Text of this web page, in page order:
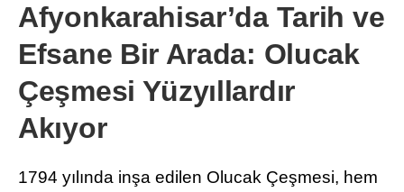
EKONOMİ
ASAYİŞ
POLİTİKA
SPOR
SAĞLIK
Afyonkarahisar’da Tarih ve
Efsane Bir Arada: Olucak
Çeşmesi Yüzyıllardır
Akıyor
1794 yılında inşa edilen Olucak Çeşmesi, hem